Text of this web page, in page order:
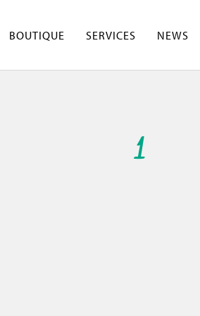
BOUTIQUE SERVICES NEWS
1